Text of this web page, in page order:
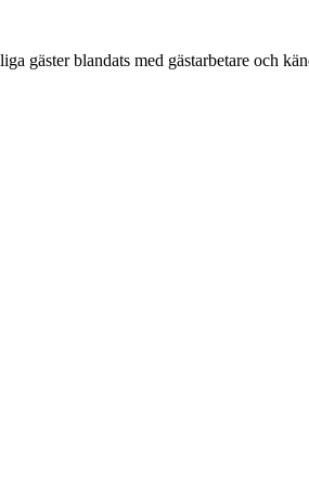
gäster blandats med gästarbetare och